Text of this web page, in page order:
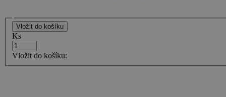
Ks
Vložit do košíku: